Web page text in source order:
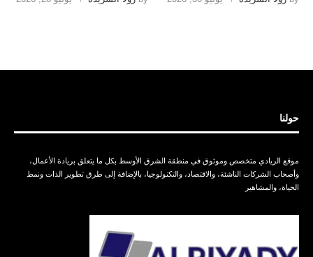
حولنا
موقع الريادي متخصص وموثوق في منطقة الشرق الأوسط بكل ما يتعلق بريادة الأعمال،
وأصحاب الشركات الناشئة، والاقتصاد، والتكنولوجيا، بالإضافة إلى طرق تطوير الذات ونمط
الحياة، والمشاهير